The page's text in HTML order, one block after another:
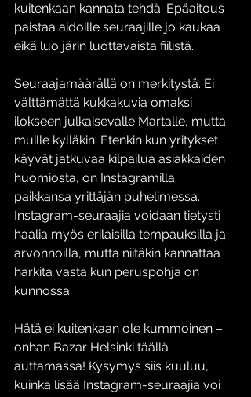
kuitenkaan kannata tehdä. Epäaitous
paistaa aidoille seuraajille jo kaukaa
eikä luo järin luottavaista fiilistä.
Seuraajamäärällä on merkitystä. Ei
välttämättä kukkakuvia omaksi
ilokseen julkaisevalle Martalle, mutta
muille kylläkin. Etenkin kun yritykset
käyvät jatkuvaa kilpailua asiakkaiden
huomiosta, on Instagramilla
paikkansa yrittäjän puhelimessa.
Instagram-seuraajia voidaan tietysti
haalia myös erilaisilla tempauksilla ja
arvonnoilla, mutta niitäkin kannattaa
harkita vasta kun peruspohja on
kunnossa.
Hätä ei kuitenkaan ole kummoinen –
onhan Bazar Helsinki täällä
auttamassa! Kysymys siis kuuluu,
kuinka lisää Instagram-seuraajia voi